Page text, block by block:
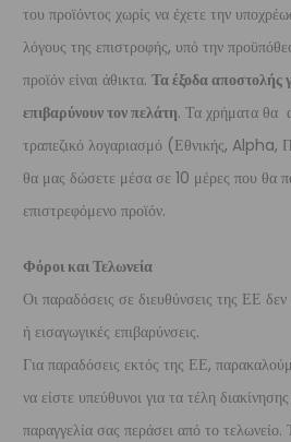
του προϊόντος χωρίς να έχετε την
λόγους της επιστροφής, υπό την
προϊόν είναι άθικτα. Τα έξοδα αποστολής
επιβαρύνουν τον πελάτη. Τα χρήματα θα
τραπεζικό λογαριασμό (Εθνικής,
θα μας δώσετε μέσα σε 10 μέρες που θα
επιστρεφόμενο προϊόν.
Φόροι και Τελωνεία
Οι παραδόσεις σε διευθύνσεις της ΕΕ δεν
ή εισαγωγικές επιβαρύνσεις.
Για παραδόσεις εκτός της ΕΕ,
να είστε υπεύθυνοι για τα τέλη
παραγγελία σας περάσει από το τελωνείο.